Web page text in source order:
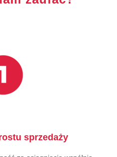
sprzedaży